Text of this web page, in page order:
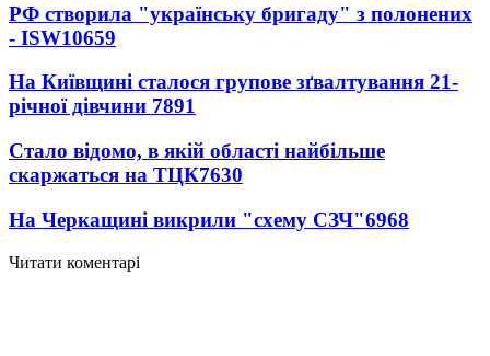
РФ створила "українську бригаду" з полонених
- ISW10659
На Київщині сталося групове зґвалтування 21-
річної дівчини 7891
Стало відомо, в якій області найбільше
скаржаться на ТЦК7630
На Черкащині викрили "схему СЗЧ"6968
Читати коментарі